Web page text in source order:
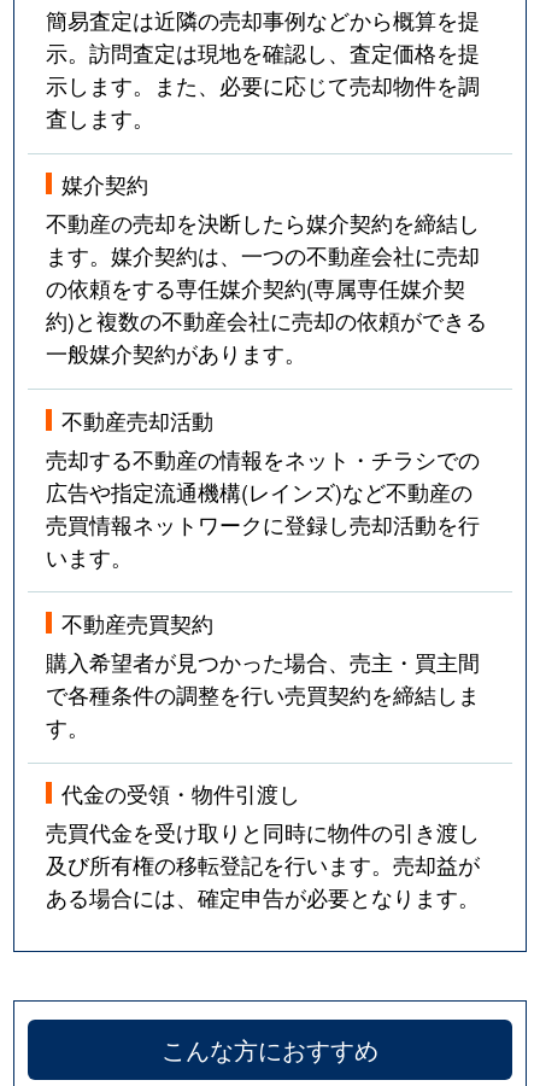
簡易査定は近隣の売却事例などから概算を提
示。訪問査定は現地を確認し、査定価格を提
示します。また、必要に応じて売却物件を調
査します。
媒介契約
不動産の売却を決断したら媒介契約を締結し
ます。媒介契約は、一つの不動産会社に売却
の依頼をする専任媒介契約(専属専任媒介契
約)と複数の不動産会社に売却の依頼ができる
一般媒介契約があります。
不動産売却活動
売却する不動産の情報をネット・チラシでの
広告や指定流通機構(レインズ)など不動産の
売買情報ネットワークに登録し売却活動を行
います。
不動産売買契約
購入希望者が見つかった場合、売主・買主間
で各種条件の調整を行い売買契約を締結しま
す。
代金の受領・物件引渡し
売買代金を受け取りと同時に物件の引き渡し
及び所有権の移転登記を行います。売却益が
ある場合には、確定申告が必要となります。
こんな方におすすめ